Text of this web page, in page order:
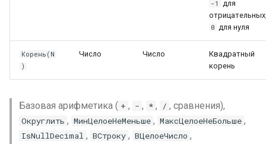
-1
для
0 для нуля
Корень(N
)
Число Число
Квадратный
корень
Базовая арифметика ( + , - , * , / , сравнения),
Округлить , МинЦелоеНеМеньше , МаксЦелоеНеБольше ,
IsNullDecimal , ВСтроку , ВЦелоеЧисло ,